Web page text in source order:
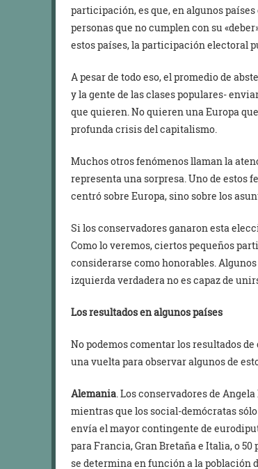
participación, es que, en algunos
personas que no cumplen con su
estos países, la participación electoral
A pesar de todo eso, el promedio de
y la gente de las clases populares-
que quieren. No quieren una Europa
profunda crisis del capitalismo.
Muchos otros fenómenos llaman la
representa una sorpresa. Uno de estos
centró sobre Europa, sino sobre los
Si los conservadores ganaron esta
Como lo veremos, ciertos pequeños
considerarse como honorables.
izquierda verdadera no es capaz de
Los resultados en algunos países
No podemos comentar los resultados
una vuelta para observar algunos de
Alemania . Los conservadores de
mientras que los social-demócratas sólo
envía el mayor contingente de
para Francia, Gran Bretaña e Italia, o
se determina en función a la población